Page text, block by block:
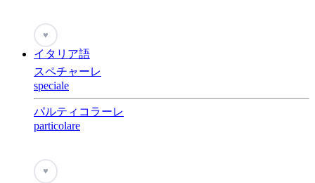
♥
イタリア語
スペチャーレ
speciale
パルティコラーレ
particolare
♥